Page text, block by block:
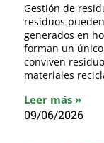
Gestión de
residuos
generados en
forman un
conviven
materiales
Leer más »
09/06/2026